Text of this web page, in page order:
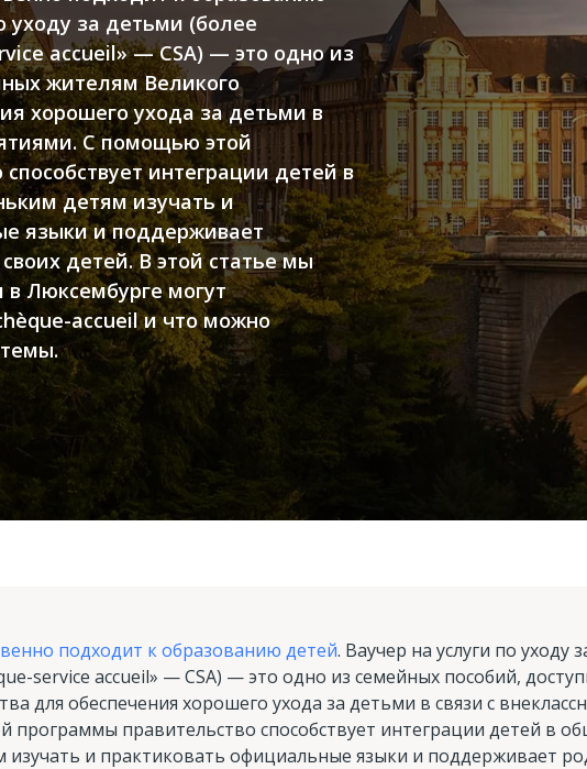
уходу за детьми (более
accueil» — CSA) — это одно из
жителям Великого
хорошего ухода за детьми в
С помощью этой
интеграции детей в
детям изучать и
языки и поддерживает
детей. В этой статье мы
Люксембурге могут
accueil и что можно
подходит к образованию детей. Ваучер на услуги по уходу
service accueil» — CSA) — это одно из семейных пособий,
для обеспечения хорошего ухода за детьми в связи с
правительство способствует интеграции детей в
изучать и практиковать официальные языки и поддерживает